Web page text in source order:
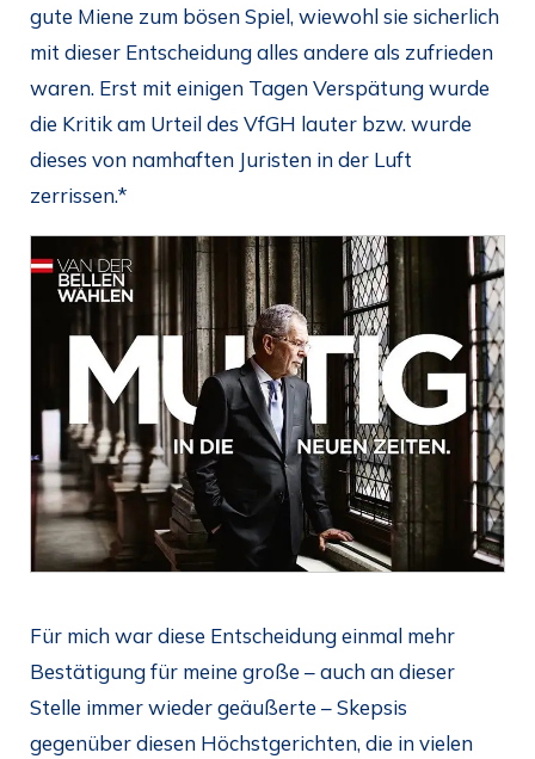
gute Miene zum bösen Spiel, wiewohl sie sicherlich
mit dieser Entscheidung alles andere als zufrieden
waren. Erst mit einigen Tagen Verspätung wurde
die Kritik am Urteil des VfGH lauter bzw. wurde
dieses von namhaften Juristen in der Luft
zerrissen.*
Für mich war diese Entscheidung einmal mehr
Bestätigung für meine große – auch an dieser
Stelle immer wieder geäußerte – Skepsis
gegenüber diesen Höchstgerichten, die in vielen